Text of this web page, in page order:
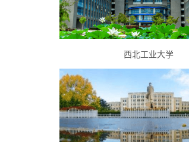
西北工业大学